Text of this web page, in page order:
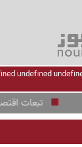
تبعات